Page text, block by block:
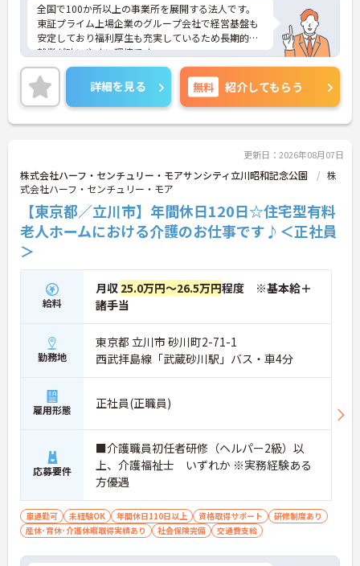
全国で100か所以上の事業所を展開する法人です。
東証プライム上場企業のグループ会社で経営基盤も
安定しており福利厚生も充実しているため長期的な
就業が叶いやすい環境です。
また、キャリアパス制度が整っているので、経験が
浅い方・ブランクがある方も高い目標をもって仕事
に取り組んでいただけます◎
ご興味ある方には、面接対策ポイントなど、さらに
詳細をお話しいたしますのでお気軽にご相談くださ
詳細を見る 無料 紹介してもらう
更新日：2026年08月07日
株式会社ハーフ・センチュリー・モアサンシティ立川昭和記念公園
株
式会社ハーフ・センチュリー・モア
【東京都／立川市】年間休日120日☆住宅型有料
老人ホームにおける介護のお仕事です♪＜正社員
＞
給料
月収 25.0万円～26.5万円程度 ※基本給＋
諸手当
勤務地
東京都 立川市 砂川町2-71-1
西武拝島線「武蔵砂川駅」バス・車4分
雇用形態 正社員(正職員)
応募要件
■介護職員初任者研修（ヘルパー2級）以
上、介護福祉士 いずれか ※実務経験ある
方優遇
車通勤可 未経験OK 年間休日110日以上 資格取得サポート
研修制度あり
産休･育休･介護休暇取得実績あり
社会保険完備 交通費支給